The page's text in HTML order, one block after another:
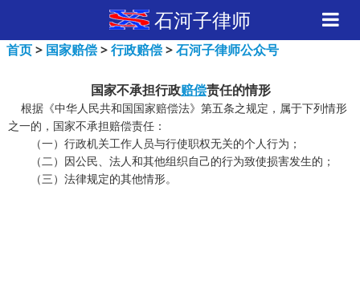
石河子律师
首页> 国家赔偿>行政赔偿>石河子律师公众号
国家不承担行政赔偿责任的情形
根据《中华人民共和国国家赔偿法》第五条之规定，属于下列情形
之一的，国家不承担赔偿责任：
（一）行政机关工作人员与行使职权无关的个人行为；
（二）因公民、法人和其他组织自己的行为致使损害发生的；
（三）法律规定的其他情形。